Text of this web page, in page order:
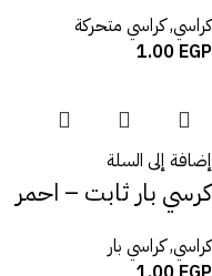
كراسي,كراسي متحركة
1.00 EGP
إضافة إلى السلة
كرسي بار ثابت – احمر
كراسي,كراسي بار